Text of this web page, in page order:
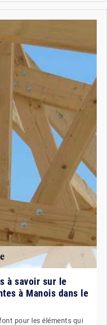
à savoir sur le
à Manois dans le
pour les éléments qui